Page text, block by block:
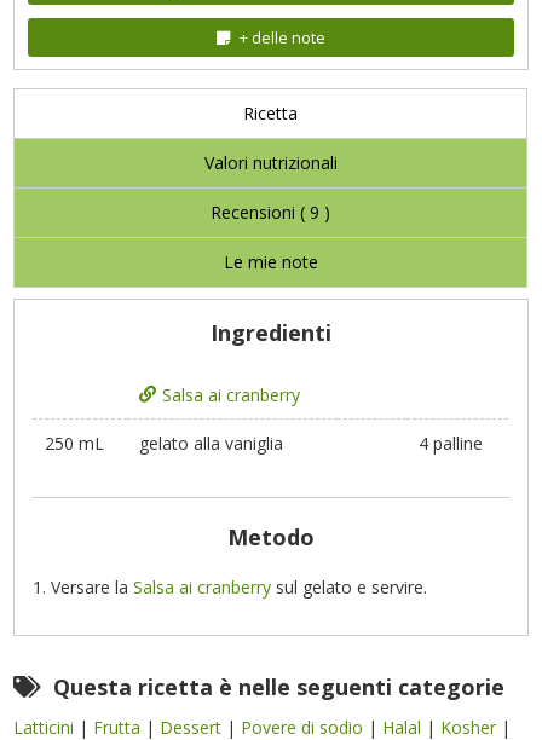
+ delle note
Ricetta
Valori nutrizionali
Recensioni (9 )
Le mie note
Ingredienti
Salsa ai cranberry
250 mL gelato alla vaniglia 4 palline
Metodo
Versare laSalsa ai cranberry sul gelato e servire.
Questa ricetta è nelle seguenti categorie
Latticini | Frutta | Dessert | Povere di sodio | Halal | Kosher |